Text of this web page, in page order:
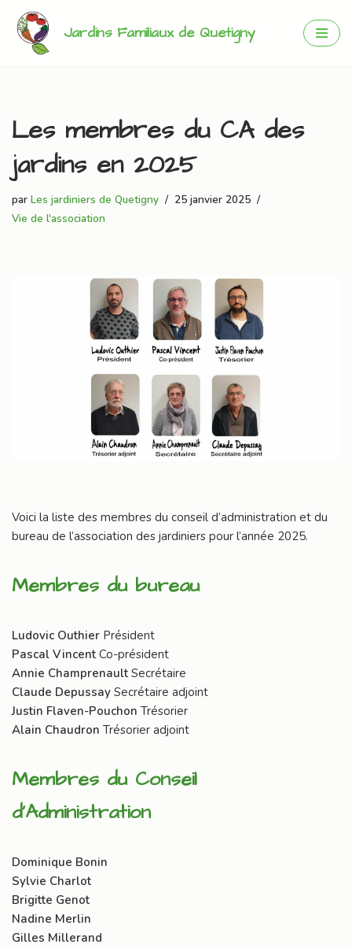
Aller
Jardins Familiaux de Quetigny
Les membres du CA des
jardins en 2025
par Les jardiniers de Quetigny
25 janvier 2025
Vie de l'association
Voici la liste des membres du conseil d’administration et du
bureau de l’association des jardiniers pour l’année 2025.
Membres du bureau
Ludovic Outhier Président
Pascal Vincent Co-président
Annie Champrenault Secrétaire
Claude Depussay Secrétaire adjoint
Justin Flaven-Pouchon Trésorier
Alain Chaudron Trésorier adjoint
Membres du Conseil
d’Administration
Dominique Bonin
Sylvie Charlot
Brigitte Genot
Nadine Merlin
Gilles Millerand